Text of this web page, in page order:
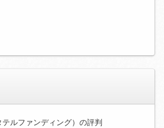
ルファンディング）の評判